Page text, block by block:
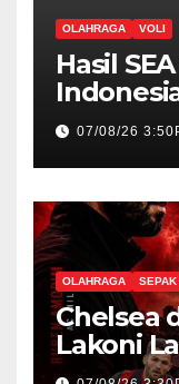
OLAHRAGA VOLI
Hasil
Vietnam
07/08/26
OLAHRAGA
Chelsea
Lakoni
Stadion